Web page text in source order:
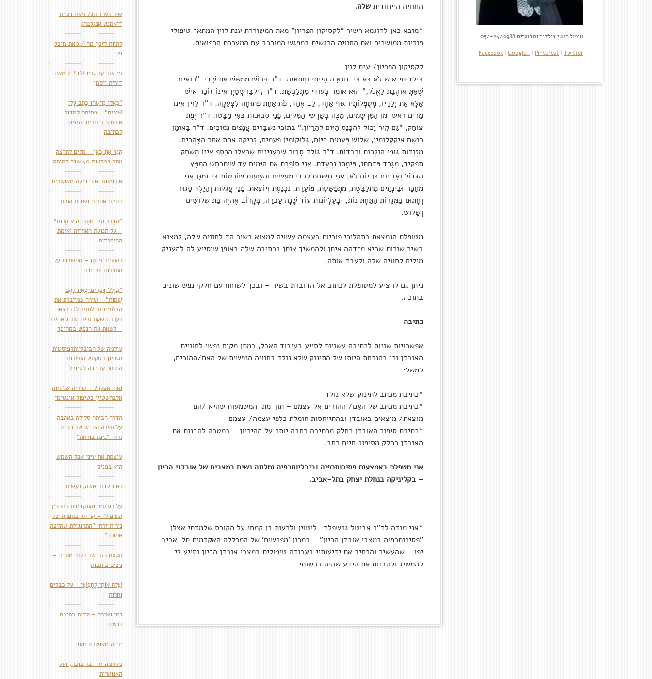
החוויה הייחודית שלה.
*מובא כאן לדוגמא השיר "לקסיקון הפריון" מאת המשוררת ענת לוין המתאר טיפולי
פוריות ממושכים ואת החוויה הרגשית במפגש המורכב עם המערכת הרפואית.
לקסיקון הפריון/ ענת לוין
בְּיַלְדוּתִי אִישׁ לֹא בָּא בִּי. סְגוּרָה הָיִיתִי וַחֲתוּמָה. ד"ר בְּרוֹשׁ מְמַשֵּׁשׁ אֶת שָׁדַי. "רוֹאִים
שֶׁאַתְּ אוֹהֶבֶת לֶאֱכֹל," הוּא אוֹמֵר בְּעוֹדִי מִתְלַבֶּשֶׁת. ד"ר זִילְבֶּרְשְׁטַיְן אֵינוֹ זוֹכֵר אִישׁ
אֶלָּא אֶת יְלָדָיו, מְטֻפְּלוֹתָיו גּוּף אֶחָד, לֵב אֶחָד, פֹּת אַחַת פְּתוּחָה לִצְעָקָה. ד"ר לֶוִין אֵינוֹ
מֵרִים רֹאשׁוֹ מִן הַמִּרְשָׁמִים, מַכֶּה בְּשָׁרְשֵׁי הַמִּלִּים, פָּנַי סְבוּכוֹת בְּאִי מַבָּטוֹ. ד"ר יֶפֶת
צוֹחֵק, "גַּם קִיר יָכוֹל לְהִכָּנֵס הַיּוֹם לְהֵרָיוֹן." בְּתוֹכִי נִשְׁבָּרִים עֲנָפִים נְמוּכִים. ד"ר בָּאוּמָן
רוֹשֵׁם אִיקַקְלוֹמִין, שָׁלוֹשׁ פְּעָמִים בַּיּוֹם, גְּלוּקוֹמִין פַּעֲמַיִם, זְרִיקָה אַחַת אַחַר הַצָּהֳרַיִם.
מִזְוְדוֹת גּוּפִי הוֹלְכוֹת וּכְבֵדוֹת. ד"ר גּוֹלְד סָבוּר שֶׁבְּעִנְיָנִים שֶׁכָּאֵלּוּ הַכֶּסֶף אֵינוֹ מְשַׂחֵק
תַּפְקִיד, מְגָרֵד פַּדַּחְתּוֹ, פִּימָתוֹ נִרְעֶדֶת. אֲנִי סוֹפֶרֶת אֶת הַיָּמִים עַד שֶׁיִּתְרַחֵשׁ הַמַּפָּץ
הַגָּדוֹל וְאָז יוֹם כֵּן יוֹם לֹא, אֲנִי נִפְתַּחַת לִכְדֵי מַעֲשִׂים וְהַשָּׁעוֹת שׂוֹרְטוֹת בִּי זְמַנָּן אֲנִי
מְחַכָּה וּבֵינְתַיִם מִתְלַבֶּשֶׁת, מִתְפַּשֶּׁטֶת, פּוֹעֶרֶת. נִכְנֶסֶת וְיוֹצֵאת. פָּנַי עֲגֻלּוֹת וְהַיֶּלֶד סָגוּר
וְחָתוּם בַּמְּגֵרוֹת הַתַּחְתּוֹנוֹת, וּבָעֶלְיוֹנוֹת עוֹד שָׁנָה עָבְרָה, בְּקָרוֹב אֶהְיֶה בַּת שְׁלוֹשִׁים
וְשָׁלוֹשׁ.
מטופלת הנמצאת בתהליכי פוריות בעצמה עשויה למצוא בשיר הד לחוויה שלה, למצוא
בשיר שורות שהיא מזדהה איתן ולהמשיך אותן בכתיבה שלה באופן שיסייע לה להעניק
מילים לחוויה שלה ולעבד אותה.
ניתן גם להציע למטופלת לכתוב אל הדוברת בשיר – ובכך לשוחח עם חלקי נפש שונים
בתוכה.
כתיבה
אפשרויות שונות לכתיבה עשויות לסייע בעיבוד האבל, במתן מקום נפשי לחוויית
האובדן וכן בהנכחת היותו של התינוק שלא נולד בחוויה הנפשית של האֵם/ההורים,
למשל:
*כתיבת מכתב לתינוק שלא נולד
*כתיבת מכתב של האֵם/ ההורים אל עצמם – תוך מתן המשמעות שהיא /הם
מוצאת/ מוצאים באובדן ובהתייחסות חומלת כלפי עצמה/ עצמם
*כתיבת סיפור האובדן כחלק מכתיבה רחבה יותר על ההיריון – במטרה להבנות את
האובדן כחלק מסיפור חיים רחב.
אני מטפלת באמצעות פסיכותרפיה וביבליותרפיה ומלווה נשים במצבים של אובדני הריון
– בקליניקה בנחלת יצחק בתל-אביב.
*אני מודה לד"ר אביטל גרשפלד- ליטוין ולרעות בן קמחי על הקורס שלמדתי אצלן
"פסיכותרפיה במצבי אובדן הריון" – במכון 'מפרשים' של המכללה האקדמית תל-אביב
יפו – שהעשיר והרחיב את ידיעותיי בעבודה טיפולית במצבי אובדן הריון וסייע לי
להמשיג ולהבנות את הידע שהיה ברשותי.
טיפול רגשי בילדים ומבוגרים 054-2440988
Facebook | Google+ | Pinterest | Twitter
שיר לערב חג/ מאת דגנית
דיאמנט אנגלברג
להיות לזמן מה / מאת מיכל
פרי
מי את יעל גרינפלד? / מאת
דורית ויסמן
"כְּאִלּוּ מִישֶׁהוּ כָּתַב עָלַי
שִׁירִים" – פתיחה למדור
אורחים כותבים והזמנה
לכתיבה
הִנֵּה אַתְּ כָּאן – מלים לתרצה
אתר במלאות 40 שנה למותה
אורפאוס ואורידיקה מאושרים
בחיים אחרים ושדות התות
"הַדָּבָר הֲכִי מְסֻכָּן הוּא הָרֶוַח"
– על תנועת האחיזה ואימת
ההיפרדות
לְהַתְחִיל מִיָּשָן – מחשבות על
התחלות וסיומים
"בִּגְלַל דְּבָרִים שֶׁאֵין לָהֶם
שֵׁמוֹת" – שירה כמדברת את
הבלתי ניתן לתמלול: הרצאה
לערב השקת ספרו של גיא פרל
– לשאת את הנפש במהופך
עולמה של הביבליותרפיסטית
הטמון בטקסט הספרותי
הנבחר על ידה לטיפול
ואיך אצלך? – שיריה של חוה
אלברשטיין כטיפול אינטימי
הדרך הביתה סלולה באהבה –
על ספרה החדש של נורית
זרחי "נינה בורחת"
עוצמת את עיני אבל השמש
היא בפנים
לא נולדתי אשה, נעשיתי
על רגרסיה והתקדמות בתהליך
הטיפולי – קריאה בספרה של
נורית זרחי "התרנגולת שהלכה
אחורה"
הקסם הזה של בלתי מסוים –
נשים כותבות
שְׁלַח אוֹתִי לְחָפְשִׁי – על כבלים
וחרות
זמן ושירה – סדנת כתיבה
לנשים
ילדה מאושרת מאד
מלחמה זה דבר בוכה, ועל
האנושיות